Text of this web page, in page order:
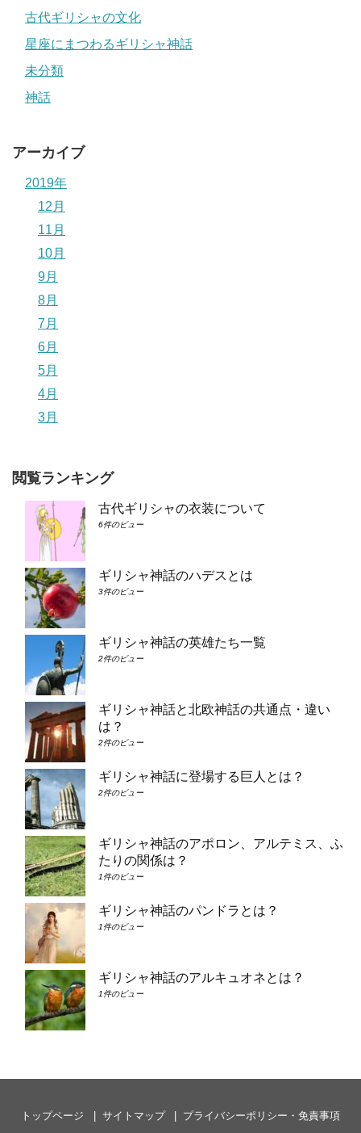
古代ギリシャの文化
星座にまつわるギリシャ神話
未分類
神話
アーカイブ
2019年
12月
11月
10月
9月
8月
7月
6月
5月
4月
3月
閲覧ランキング
古代ギリシャの衣装について
6件のビュー
ギリシャ神話のハデスとは
3件のビュー
ギリシャ神話の英雄たち一覧
2件のビュー
ギリシャ神話と北欧神話の共通点・違い
は？
2件のビュー
ギリシャ神話に登場する巨人とは？
2件のビュー
ギリシャ神話のアポロン、アルテミス、ふ
たりの関係は？
1件のビュー
ギリシャ神話のパンドラとは？
1件のビュー
ギリシャ神話のアルキュオネとは？
1件のビュー
トップページ サイトマップ プライバシーポリシー・免責事項